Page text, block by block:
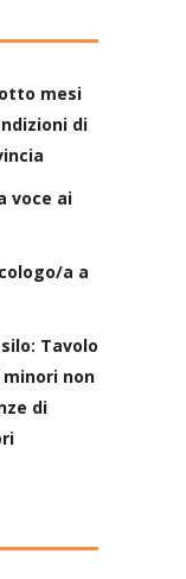
mesi
di
voce ai
a a
Tavolo
non
di